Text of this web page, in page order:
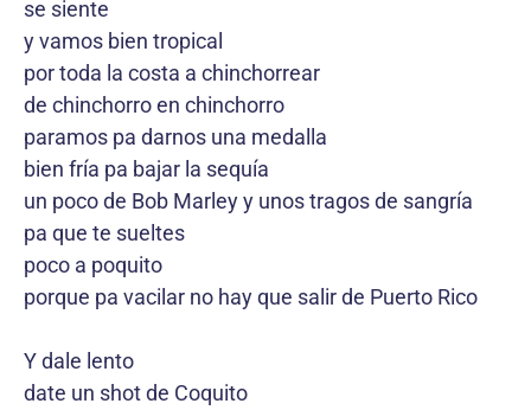
se siente
y vamos bien tropical
por toda la costa a chinchorrear
de chinchorro en chinchorro
paramos pa darnos una medalla
bien fría pa bajar la sequía
un poco de Bob Marley y unos tragos de sangría
pa que te sueltes
poco a poquito
porque pa vacilar no hay que salir de Puerto Rico
Y dale lento
date un shot de Coquito